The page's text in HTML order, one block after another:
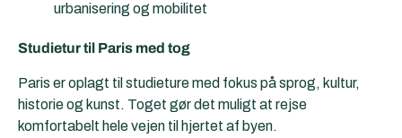
urbanisering og mobilitet
Studietur til Paris med tog
Paris er oplagt til studieture med fokus på sprog, kultur,
historie og kunst. Toget gør det muligt at rejse
komfortabelt hele vejen til hjertet af byen.